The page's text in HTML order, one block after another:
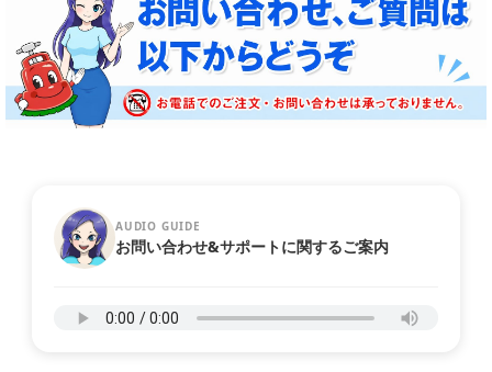
AUDIO GUIDE
お問い合わせ&サポートに関するご案内